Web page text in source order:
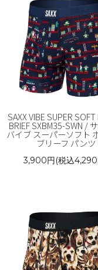
SAXX VIBE SUPER SOFT
BRIEF SXBM35-SWN /
バイブ スーパーソフト
ブリーフ パンツ
3,900円(税込4,290